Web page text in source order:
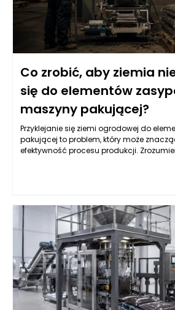
Co zrobić, aby ziemia
się do elementów
maszyny pakującej?
Przyklejanie się ziemi ogrodowej do
pakującej to problem, który może
efektywność procesu produkcji.
ziemi oraz konstrukcji maszyn
lub zbyt wilgotne podłoże także potrafi
których materiał przylega do
zaprojektowane maszyny pakujące do
powinny być w stanie minimalizować te
odpowiednie dostosowanie ich
zrozumienie przyczyn tej sytuacji to
znalezienia skutecznych rozwiązań.